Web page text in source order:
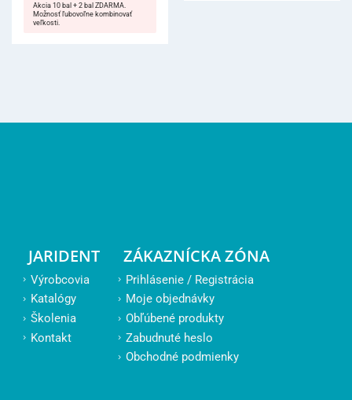
Akcia 10 bal + 2 bal ZDARMA.
Možnosť ľubovoľne kombinovať
veľkosti.
JARIDENT
Výrobcovia
Katalógy
Školenia
Kontakt
ZÁKAZNÍCKA ZÓNA
Prihlásenie / Registrácia
Moje objednávky
Obľúbené produkty
Zabudnuté heslo
Obchodné podmienky